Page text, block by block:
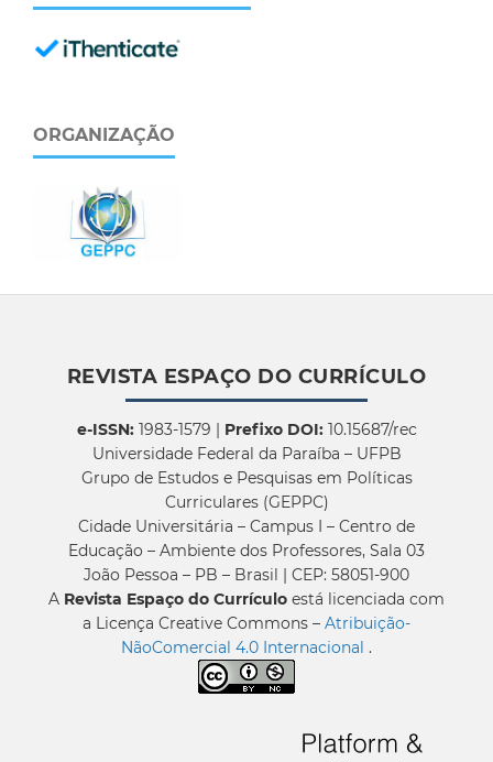
ORGANIZAÇÃO
REVISTA ESPAÇO DO CURRÍCULO
e-ISSN:1983-1579 | Prefixo DOI:10.15687/rec
Universidade Federal da Paraíba – UFPB
Grupo de Estudos e Pesquisas em Políticas
Curriculares (GEPPC)
Cidade Universitária – Campus I – Centro de
Educação – Ambiente dos Professores, Sala 03
João Pessoa – PB – Brasil | CEP: 58051-900
A Revista Espaço do Currículo está licenciada com
a Licença Creative Commons – Atribuição-
NãoComercial 4.0 Internacional .